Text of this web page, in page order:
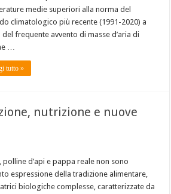
medie superiori alla norma del
climatologico più recente (1991-2020) a
del frequente avvento di masse d’aria di
…
tutto »
nutrizione e nuove
polline d’api e pappa reale non sono
espressione della tradizione alimentare,
biologiche complesse, caratterizzate da